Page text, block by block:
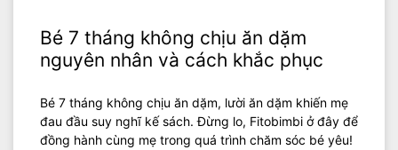
Bé 7 tháng không chịu ăn dặm
nguyên nhân và cách khắc phục
Bé 7 tháng không chịu ăn dặm, lười ăn dặm khiến mẹ
đau đầu suy nghĩ kế sách. Đừng lo, Fitobimbi ở đây để
đồng hành cùng mẹ trong quá trình chăm sóc bé yêu!